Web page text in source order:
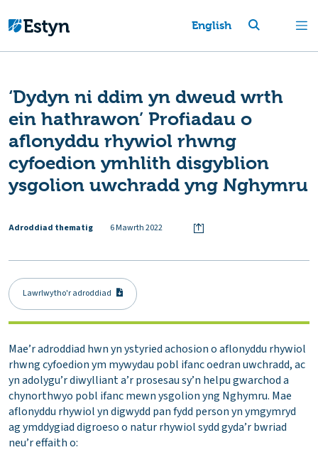
English
‘Dydyn ni ddim yn dweud wrth
ein hathrawon’ Profiadau o
aflonyddu rhywiol rhwng
cyfoedion ymhlith disgyblion
ysgolion uwchradd yng Nghymru
Adroddiad thematig 6 Mawrth 2022
Lawrlwytho'r adroddiad
Mae’r adroddiad hwn yn ystyried achosion o aflonyddu rhywiol
rhwng cyfoedion ym mywydau pobl ifanc oedran uwchradd, ac
yn adolygu’r diwylliant a’r prosesau sy’n helpu gwarchod a
chynorthwyo pobl ifanc mewn ysgolion yng Nghymru. Mae
aflonyddu rhywiol yn digwydd pan fydd person yn ymgymryd
ag ymddygiad digroeso o natur rhywiol sydd gyda’r bwriad
neu’r effaith o: